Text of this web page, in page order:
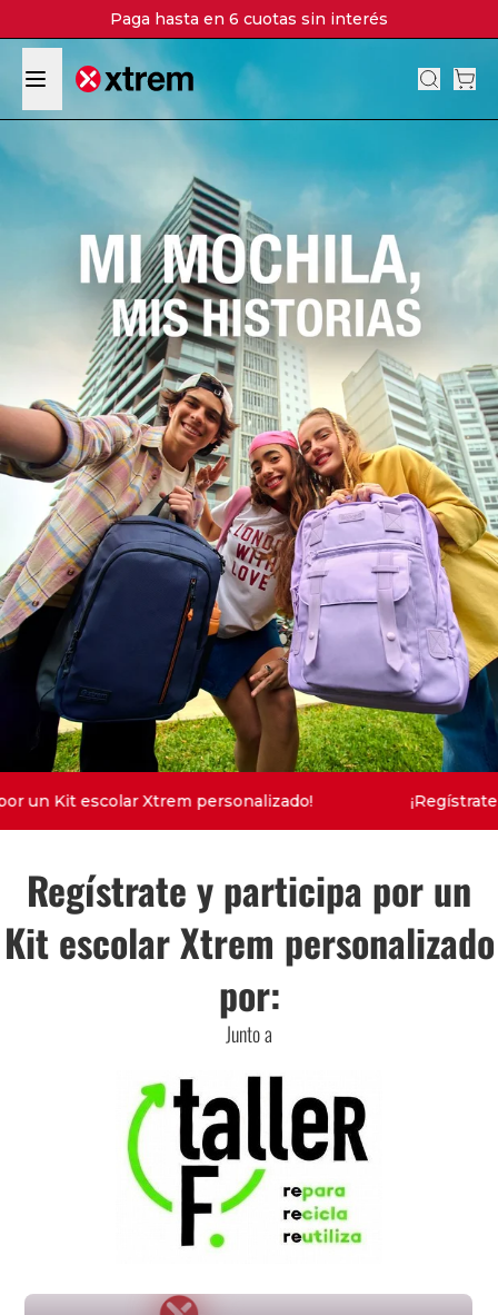
Paga hasta en 6 cuotas sin interés
un Kit escolar Xtrem personalizado!
Regístrate y participa por un
Kit escolar Xtrem personalizado
por:
Junto a